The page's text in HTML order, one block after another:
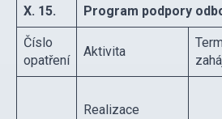
X. 15. Program podpory
Číslo
opatření
Aktivita
Realizace